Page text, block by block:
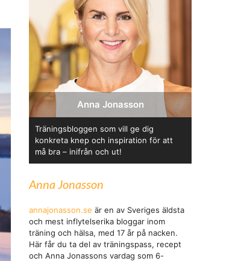
Anna Jonasson
Träningsbloggen som vill ge dig
konkreta knep och inspiration för att
må bra – inifrån och ut!
Anna Jonasson
annajonasson.se är en av Sveriges äldsta
och mest inflytelserika bloggar inom
träning och hälsa, med 17 år på nacken.
Här får du ta del av träningspass, recept
och Anna Jonassons vardag som 6-